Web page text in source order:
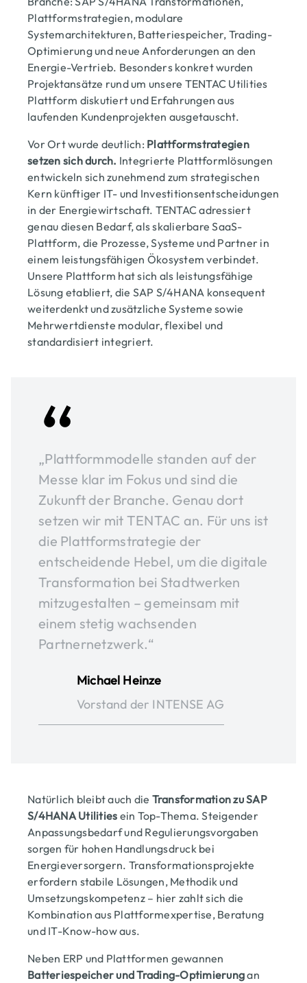
Plattformstrategien, modulare
Systemarchitekturen, Batteriespeicher, Trading-
Optimierung und neue Anforderungen an den
Energie-Vertrieb. Besonders konkret wurden
Projektansätze rund um unsere TENTAC Utilities
Plattform diskutiert und Erfahrungen aus
laufenden Kundenprojekten ausgetauscht.
Vor Ort wurde deutlich: Plattformstrategien
setzen sich durch. Integrierte Plattformlösungen
entwickeln sich zunehmend zum strategischen
Kern künftiger IT- und Investitionsentscheidungen
in der Energiewirtschaft. TENTAC adressiert
genau diesen Bedarf, als skalierbare SaaS-
Plattform, die Prozesse, Systeme und Partner in
einem leistungsfähigen Ökosystem verbindet.
Unsere Plattform hat sich als leistungsfähige
Lösung etabliert, die SAP S/4HANA konsequent
weiterdenkt und zusätzliche Systeme sowie
Mehrwertdienste modular, flexibel und
standardisiert integriert.
„Plattformmodelle standen auf der
Messe klar im Fokus und sind die
Zukunft der Branche. Genau dort
setzen wir mit TENTAC an. Für uns ist
die Plattformstrategie der
entscheidende Hebel, um die digitale
Transformation bei Stadtwerken
mitzugestalten – gemeinsam mit
einem stetig wachsenden
Partnernetzwerk.“
Michael Heinze
Vorstand der INTENSE AG
Natürlich bleibt auch die Transformation zu SAP
S/4HANA Utilities ein Top-Thema. Steigender
Anpassungsbedarf und Regulierungsvorgaben
sorgen für hohen Handlungsdruck bei
Energieversorgern. Transformationsprojekte
erfordern stabile Lösungen, Methodik und
Umsetzungskompetenz – hier zahlt sich die
Kombination aus Plattformexpertise, Beratung
und IT-Know-how aus.
Neben ERP und Plattformen gewannen
Batteriespeicher und Trading-Optimierungan